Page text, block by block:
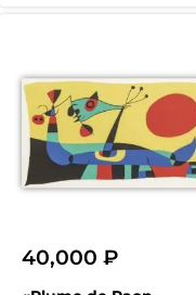
40,000 ₽